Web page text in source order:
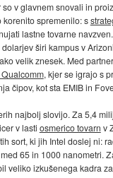
v glavnem snovali in
spremenilo: s
lastne tovarne
širi kampus v
velik znesek. Med
, kjer se igrajo s
čipov, kot sta EMIB in
najbolj slovijo. Za 5,4
v lasti osmerico tovarn v
sort, ki jih Intel doslej ni:
65 in 1000
veliko izkušenega kadra